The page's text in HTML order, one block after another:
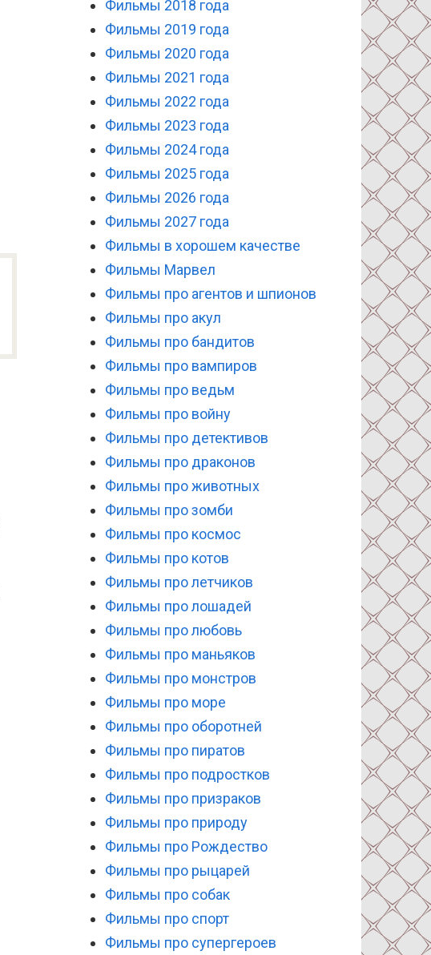
Фильмы 2018 года
Фильмы 2019 года
Фильмы 2020 года
Фильмы 2021 года
Фильмы 2022 года
Фильмы 2023 года
Фильмы 2024 года
Фильмы 2025 года
Фильмы 2026 года
Фильмы 2027 года
Фильмы в хорошем качестве
Фильмы Марвел
Фильмы про агентов и шпионов
Фильмы про акул
Фильмы про бандитов
Фильмы про вампиров
Фильмы про ведьм
Фильмы про войну
Фильмы про детективов
Фильмы про драконов
Фильмы про животных
Фильмы про зомби
Фильмы про космос
Фильмы про котов
Фильмы про летчиков
Фильмы про лошадей
Фильмы про любовь
Фильмы про маньяков
Фильмы про монстров
Фильмы про море
Фильмы про оборотней
Фильмы про пиратов
Фильмы про подростков
Фильмы про призраков
Фильмы про природу
Фильмы про Рождество
Фильмы про рыцарей
Фильмы про собак
Фильмы про спорт
Фильмы про супергероев